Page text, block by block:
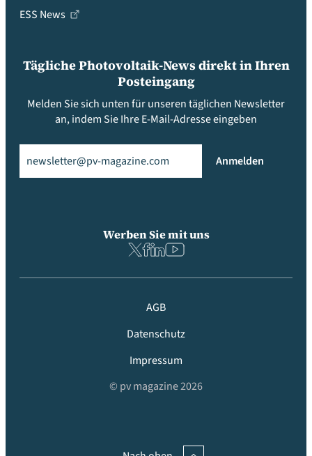
ESS News
Tägliche Photovoltaik-News direkt in Ihren
Posteingang
Melden Sie sich unten für unseren täglichen Newsletter
an, indem Sie Ihre E-Mail-Adresse eingeben
Anmelden
Werben Sie mit uns
AGB
Datenschutz
Impressum
© pv magazine 2026